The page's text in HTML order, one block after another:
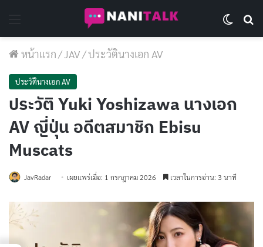
หน้าแรก/JAV/ประวัตินางเอก AV
ประวัตินางเอก AV
ประวัติ Yuki Yoshizawa นางเอก
AV ญี่ปุ่น อดีตสมาชิก Ebisu
Muscats
JavRadar เผยแพร่เมื่อ: 1 กรกฎาคม 2026 เวลาในการอ่าน: 3 นาที